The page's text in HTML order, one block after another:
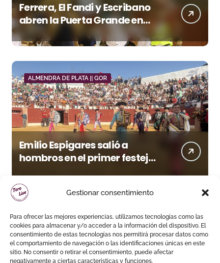
Gestionar consentimiento
Para ofrecer las mejores experiencias, utilizamos tecnologías como las
cookies para almacenar y/o acceder a la información del dispositivo. El
consentimiento de estas tecnologías nos permitirá procesar datos como
el comportamiento de navegación o las identificaciones únicas en este
sitio. No consentir o retirar el consentimiento, puede afectar
negativamente a ciertas características y funciones.
Ferrera, El Fandi y Escribano
abren la Puerta Grande en
una tarde triunfal en Azuaga
ALMENDRA DE PLATA || GOR
Emilio Espigares salió a
hombros en el primer festejo
la Feria de Gor